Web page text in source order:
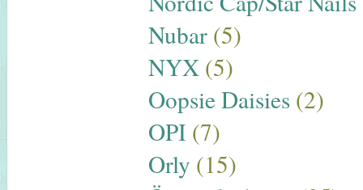
Nubar (5)
NYX (5)
Oopsie Daisies (2)
OPI (7)
Orly (15)